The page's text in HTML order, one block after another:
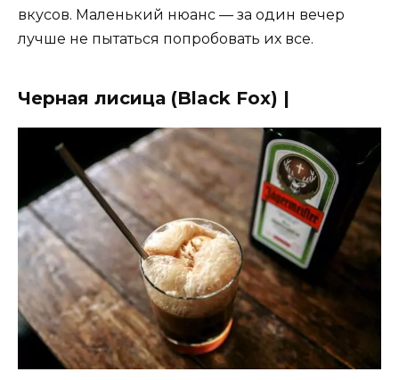
вкусов. Маленький нюанс — за один вечер
лучше не пытаться попробовать их все.
Черная лисица (Black Fox) |